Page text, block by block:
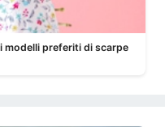
modelli preferiti di scarpe